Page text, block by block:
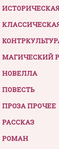
МАГИЧЕСКИЙ
НОВЕЛЛА
ПОВЕСТЬ
ПРОЗА ПРОЧЕЕ
РАССКАЗ
РОМАН